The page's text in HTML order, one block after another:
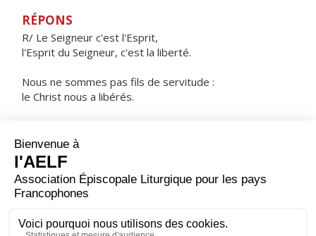
RÉPONS
R/ Le Seigneur c'est l'Esprit,
l'Esprit du Seigneur, c'est la liberté.
Nous ne sommes pas fils de servitude :
le Christ nous a libérés.
il crie : Abba ! Père !
ORAISON
affiné par la maîtrise de nos sens, resplendisse à tes